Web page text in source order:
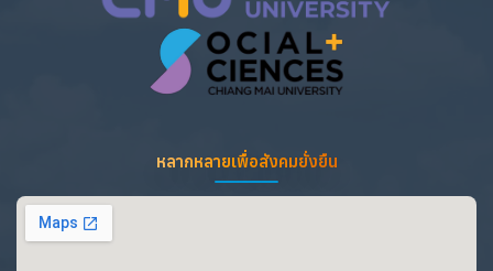
หลากหลายเพื่อสังคมยั่งยืน